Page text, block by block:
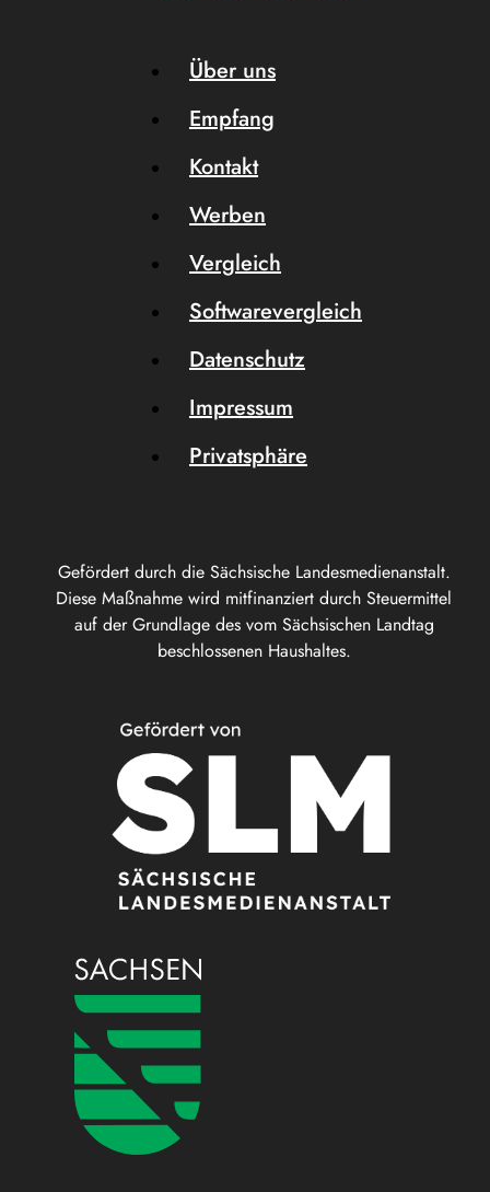
Gefördert durch die Sächsische Landesmedienanstalt.
Diese Maßnahme wird mitfinanziert durch Steuermittel
auf der Grundlage des vom Sächsischen Landtag
beschlossenen Haushaltes.
Über uns
Empfang
Kontakt
Werben
Vergleich
Softwarevergleich
Datenschutz
Impressum
Privatsphäre